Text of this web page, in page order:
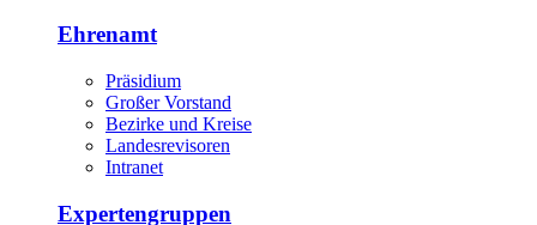
Ehrenamt
Präsidium
Großer Vorstand
Bezirke und Kreise
Landesrevisoren
Intranet
Expertengruppen